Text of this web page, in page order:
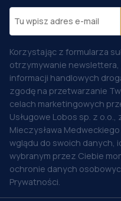
Korzystając z formularza
otrzymywanie
informacji handlowych
zgodę na przetwarzanie
celach marketingowych
Usługowe Lobos sp. z
Mieczysława Medweckiego
wglądu do swoich danych,
wybranym przez Ciebie
ochronie danych
Prywatności.